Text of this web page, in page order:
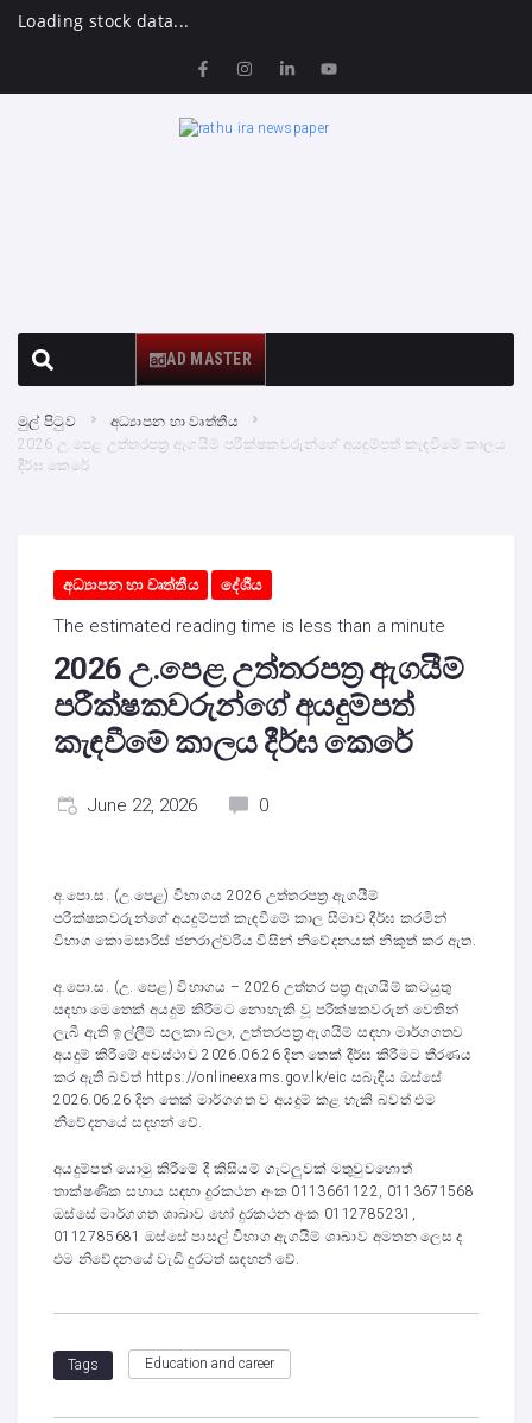
Loading stock data...
AD MASTER
මුල් පිටුව
අධ්‍යාපන හා වෘත්තීය
2026 උ.පෙළ උත්තරපත්‍ර ඇගයීම් පරීක්ෂකවරුන්ගේ අයදුම්පත් කැඳවීමේ කාලය
දීර්ඝ කෙරේ
අධ්‍යාපන හා වෘත්තීය දේශීය
The estimated reading time is less than a minute
2026 උ.පෙළ උත්තරපත්‍ර ඇගයීම්
පරීක්ෂකවරුන්ගේ අයදුම්පත්
කැඳවීමේ කාලය දීර්ඝ කෙරේ
June 22, 2026 0
අ.පො.ස. (උ.පෙළ) විභාගය 2026 උත්තරපත්‍ර ඇගයීම්
පරීක්ෂකවරුන්ගේ අයදුම්පත් කැඳවීමේ කාල සීමාව දීර්ඝ කරමින්
විභාග කොමසාරිස් ජනරාල්වරිය විසින් නිවේදනයක් නිකුත් කර ඇත.
අ.පො.ස. (උ. පෙළ) විභාගය – 2026 උත්තර පත්‍ර ඇගයීම් කටයුතු
සඳහා මෙතෙක් අයදුම් කිරීමට නොහැකි වූ පරීක්ෂකවරුන් වෙතින්
ලැබී ඇති ඉල්ලීම් සලකා බලා, උත්තරපත්‍ර ඇගයීම් සඳහා මාර්ගගතව
අයදුම් කිරීමේ අවස්ථාව 2026.06.26 දින තෙක් දීර්ඝ කිරීමට තීරණය
කර ඇති බවත් https://onlineexams.gov.lk/eic සබැඳිය ඔස්සේ
2026.06.26 දින තෙක් මාර්ගගත ව අයදුම් කළ හැකි බවත් එම
නිවේදනයේ සඳහන් වේ.
අයදුම්පත් යොමු කිරීමේ දී කිසියම් ගැටලුවක් මතුවුවහොත්
තාක්ෂණික සහාය සඳහා දුරකථන අංක 0113661122, 0113671568
ඔස්සේ මාර්ගගත ශාඛාව හෝ දුරකථන අංක 0112785231,
0112785681 ඔස්සේ පාසල් විභාග ඇගයිම් ශාඛාව අමතන ලෙස ද
එම නිවේදනයේ වැඩි දුරටත් සඳහන් වේ.
Tags Education and career